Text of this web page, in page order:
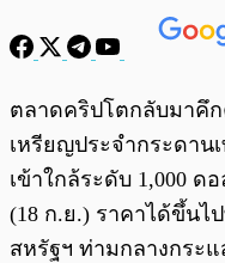
พร้อมเล่น
ตลาดคริปโตกลับมาคึ
เหรียญประจำกระดาน
เข้าใกล้ระดับ 1,000 ด
(18 ก.ย.) ราคาได้ขึ้นไ
สหรัฐฯ ท่ามกลางกระแ